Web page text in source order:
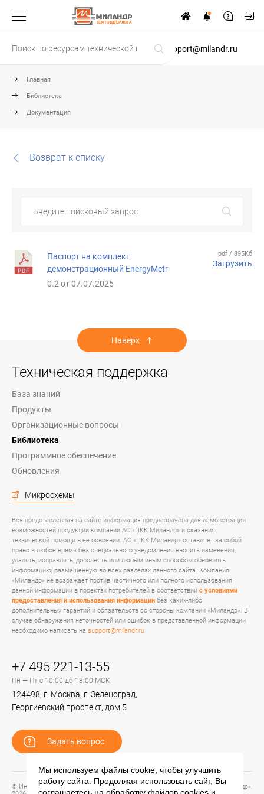
ТЕХПОДДЕРЖКА
support@milandr.ru
Главная
Библиотека
Документация
Возврат к списку
Паспорт на комплект
демонстрационный EnergyMetr
0.2 от 07.07.2025
pdf / 895Кб
Загрузить
Наверх
Техническая поддержка
База знаний
Продукты
Организационные вопросы
Библиотека
Программное обеспечение
Обновления
Микросхемы
Вся представленная на сайте информация предназначена для демонстрации
возможностей продукции компании АО «ПКК Миландр» и оказания
технической помощи в ее освоении. АО «ПКК Миландр» оставляет за собой
право в любое время без специального уведомления вносить изменения,
удалять, исправлять, дополнять или любым иным способом обновлять
информацию, размещенную во всех разделах данного сайта. Компания
«Миландр» не возражает против частичного или полного использования
данной информации в проектах потребителей в соответствии с условиями
предоставления и использования информации без каких-либо
дополнительных гарантий и обязательств со стороны компании «Миландр». В
случае обнаружения неточностей или ошибок в представленной информации
необходимо написать на support@milandr.ru
+7 495 221-13-55
Пн — Пт с 10:00 до 18:00 МСК
124498, г. Москва, г. Зеленоград,
Георгиевский проспект, дом 5
Задать вопрос
© Информационный портал технической поддержки ЦП ИС АО «ПКК Миландр»,
Мы используем файлы cookie, чтобы улучшить
работу сайта. Продолжая использовать сайт, Вы